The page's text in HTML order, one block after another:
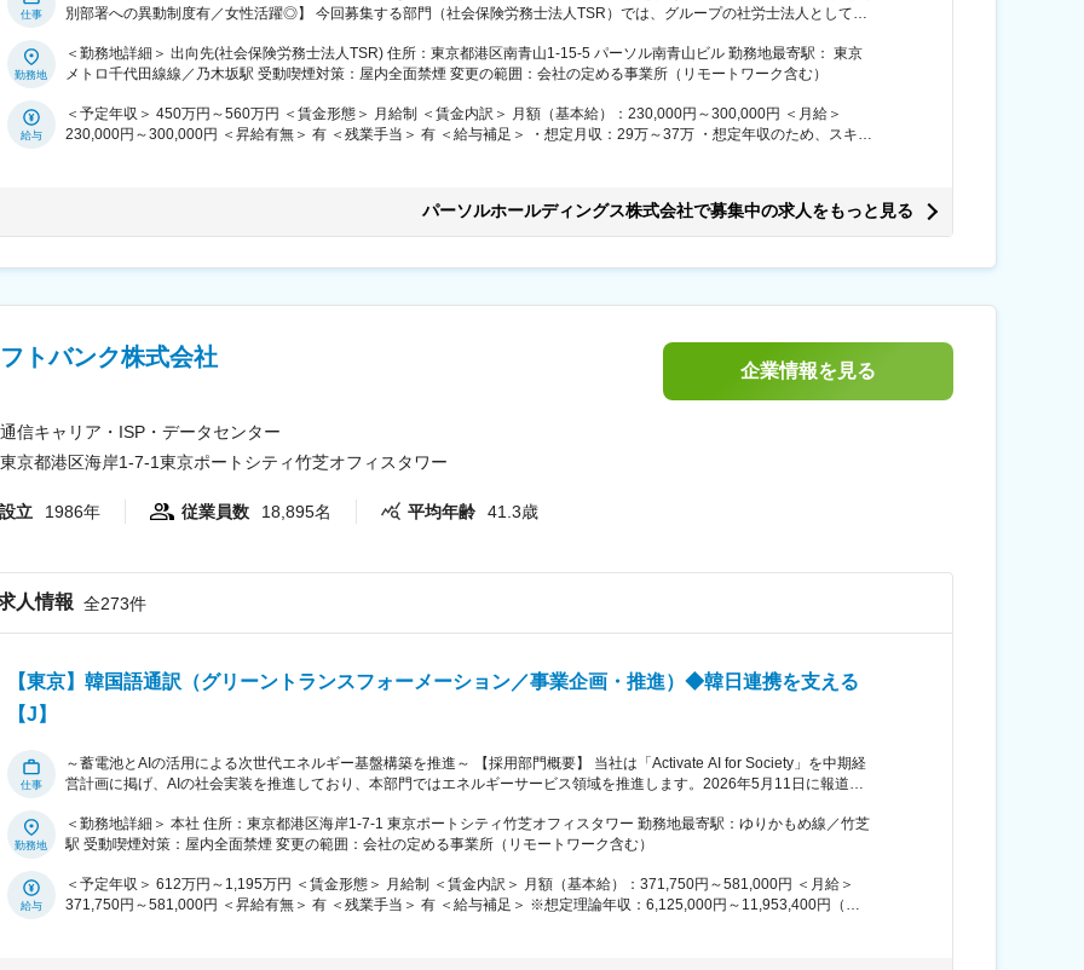
範囲：会社の定める業務
別部署への異動制度有／女性活躍◎】 今回募集する部門（社会保険労務士法人TSR）では、グループの社労士法人として国
えることをミッションに、サービスレベルとコストのバランスを考えながら常に運用改善に取り組んでいます。 ■業務概要
実務は派遣スタッフが行うため、派遣スタッフのフォローやマネジメントをお任せします。入社直後は実務を通じたキャッ
傷病手当金や出産手当金の申請、など） ・従業員窓口、各組織との連携、役所の問い合わせ対応 ・社会保険業務に従事する
派遣スタッフのフォローやマネジメント ・サービス品質の向上に向けた企画・推進（業務全体のフロー構築、マニュアル作
も多い環境です！） 室長の記事：https://www.persol-group.co.jp/recruit/holdings/people/interview/interview15/ ■キャリアア
ップ事例 チーム全体の管理・マネジメントをするリーダーへ役職を上げていきます。当社で活躍後、ホールディングスの人
事管理部人事厚生室に異動された事例もあり、TSR社以外での就業も長期的に可能です。 ■働き方 残業時間は通常20時間～
グ、労働・社会保険各種事務手続、就業規則その他諸規程の作成・変更、給与計算（月例給与・賞与）、人事・賃金制度の
＜勤務地詳細＞ 出向先(社会保険労務士法人TSR) 住所：東京都港区南青山1-15-5 パーソル南青山ビル 勤務地最寄駅： 東京
メトロ千代田線線／乃木坂駅 受動喫煙対策：屋内全面禁煙 変更の範囲：会社の定める事業所（リモートワーク含む）
＜予定年収＞ 450万円～560万円 ＜賃金形態＞ 月給制 ＜賃金内訳＞ 月額（基本給）：230,000円～300,000円 ＜月給＞
230,000円～300,000円 ＜昇給有無＞ 有 ＜残業手当＞ 有 ＜給与補足＞ ・想定月収：29万～37万 ・想定年収のため、スキル
パーソルホールディングス株式会社で募集中の求人をもっと見る
トバンク株式会社
信キャリア・ISP・データセンター
京都港区海岸1-7-1東京ポートシティ竹芝オフィスタワー
企業情報を見る
立 1986年 従業員数 18,895名 平均年齢 41.3歳
人情報 全273件
【東京】韓国語通訳（グリーントランスフォーメーション／事業企画・推進）◆韓日連携を支える
【J】
～蓄電池とAIの活用による次世代エネルギー基盤構築を推進～ 【採用部門概要】 当社は「Activate AI for Society」を中期経
営計画に掲げ、AIの社会実装を推進しており、本部門ではエネルギーサービス領域を推進します。2026年5月11日に報道発
人材を募集いたします。 革新型バッテリー、BESS（蓄電池システム）、EMS（エネルギーマネジメントシステム）をパー
トナー企業とともに自ら開発し、AI時代の電力需要急拡大を支える次世代エネルギーインフラの構築、電力の最適利用によ
ラの構築 ・蓄電池とAIを活用したエネルギーマネジメントによる電力の最適利用の実現 ・脱炭素・カーボンニュートラル社
会への貢献 【部門の特徴】 ・ソフトバンクが注力するエネルギー領域を主管する本部 ・革新型バッテリー、BESS、EMSを
＜勤務地詳細＞ 本社 住所：東京都港区海岸1-7-1 東京ポートシティ竹芝オフィスタワー 勤務地最寄駅：ゆりかもめ線／竹芝
駅 受動喫煙対策：屋内全面禁煙 変更の範囲：会社の定める事業所（リモートワーク含む）
＜予定年収＞ 612万円～1,195万円 ＜賃金形態＞ 月給制 ＜賃金内訳＞ 月額（基本給）：371,750円～581,000円 ＜月給＞
371,750円～581,000円 ＜昇給有無＞ 有 ＜残業手当＞ 有 ＜給与補足＞ ※想定理論年収：6,125,000円～11,953,400円（月給